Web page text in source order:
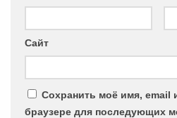
Сайт
Сохранить моё имя, email
браузере для последующих